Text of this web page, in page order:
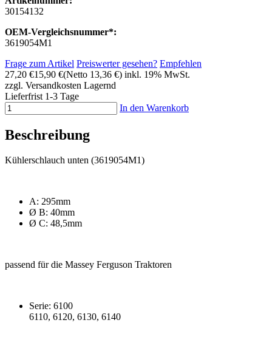
30154132
OEM-Vergleichsnummer*:
3619054M1
Frage zum Artikel Preiswerter gesehen? Empfehlen
27,20 €15,90 €(Netto 13,36 €) inkl. 19% MwSt.
zzgl. Versandkosten Lagernd
Lieferfrist 1-3 Tage
In den Warenkorb
Beschreibung
Kühlerschlauch unten (3619054M1)
A: 295mm
Ø B: 40mm
Ø C: 48,5mm
passend für die Massey Ferguson Traktoren
Serie: 6100
6110, 6120, 6130, 6140